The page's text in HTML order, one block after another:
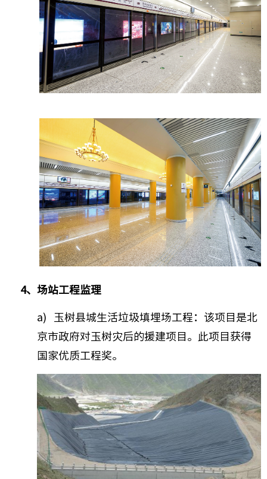
4、场站工程监理
a) 玉树县城生活垃圾填埋场工程：该项目是北
京市政府对玉树灾后的援建项目。此项目获得
国家优质工程奖。